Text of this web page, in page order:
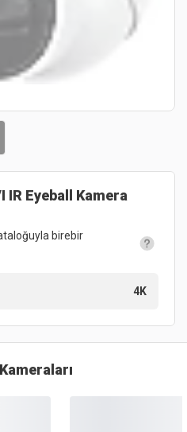
IR Eyeball Kamera
birebir
4K